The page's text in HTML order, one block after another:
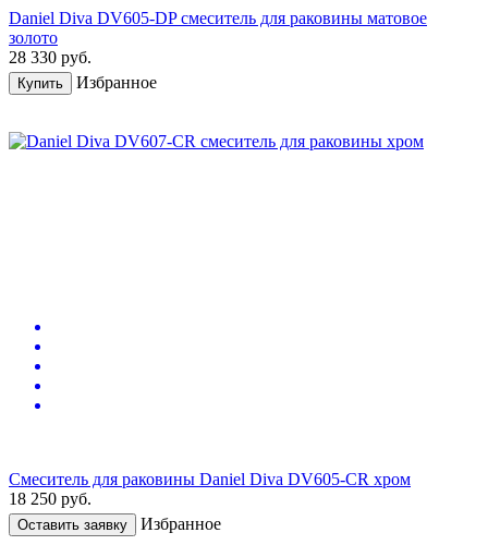
Daniel Diva DV605-DP смеситель для раковины матовое
золото
28 330 руб.
Купить Избранное
Смеситель для раковины Daniel Diva DV605-CR хром
18 250 руб.
Оставить заявку Избранное